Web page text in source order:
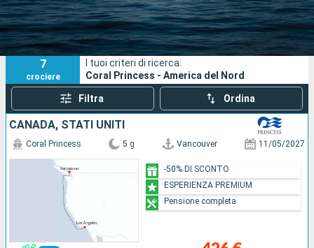
Mesi di partenza
Porti Compagnie
Ricerca
7
crociere
I tuoi criteri di ricerca:
Coral Princess - America del Nord
Filtra Ordina
CANADA, STATI UNITI
Coral Princess 5 g Vancouver 11/05/2027
-50% DI SCONTO
ESPERIENZA PREMIUM
Pensione completa